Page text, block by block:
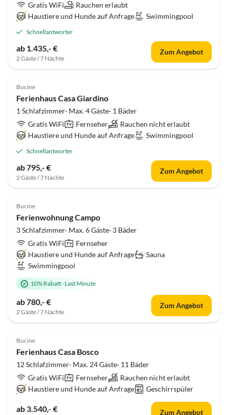
Gratis WiFi
Rauchen erlaubt
Haustiere und Hunde auf Anfrage
Swimmingpool
Schnellantworter
ab 1.435,- €
2 Gäste / 7 Nächte
Zum Angebot
Bucine
Ferienhaus Casa Giardino
1 Schlafzimmer· Max. 4 Gäste· 1 Bäder
Gratis WiFi
Fernseher
Rauchen nicht erlaubt
Haustiere und Hunde auf Anfrage
Swimmingpool
Schnellantworter
ab 795,- €
2 Gäste / 7 Nächte
Zum Angebot
Bucine
Ferienwohnung Campo
3 Schlafzimmer· Max. 6 Gäste· 3 Bäder
Gratis WiFi
Fernseher
Haustiere und Hunde auf Anfrage
Sauna
Swimmingpool
10% Rabatt· Last Minute
ab 780,- €
2 Gäste / 7 Nächte
Zum Angebot
Bucine
Ferienhaus Casa Bosco
12 Schlafzimmer· Max. 24 Gäste· 11 Bäder
Gratis WiFi
Fernseher
Rauchen nicht erlaubt
Haustiere und Hunde auf Anfrage
Geschirrspüler
ab 3.540,- € Zum Angebot